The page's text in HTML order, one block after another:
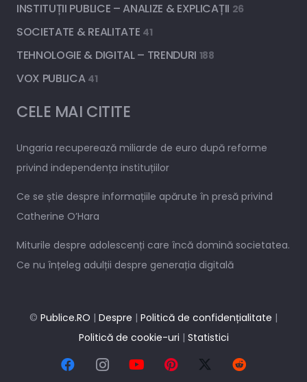
INSTITUȚII PUBLICE – ANALIZE & EXPLICAȚII 26
SOCIETATE & REALITATE 41
TEHNOLOGIE & DIGITAL – TRENDURI 188
VOX PUBLICA 41
CELE MAI CITITE
Ungaria recuperează miliarde de euro după reforme
privind independența instituțiilor
Ce se știe despre informațiile apărute în presă privind
Catherine O’Hara
Miturile despre adolescenți care încă domină societatea.
Ce nu înțeleg adulții despre generația digitală
© Publice.RO | Despre | Politică de confidențialitate |
Politică de cookie-uri | Statistici